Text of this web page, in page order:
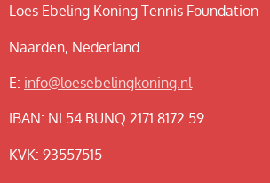
Loes Ebeling Koning Tennis Foundation
Naarden, Nederland
E: info@loesebelingkoning.nl
IBAN: NL54 BUNQ 2171 8172 59
KVK: 93557515